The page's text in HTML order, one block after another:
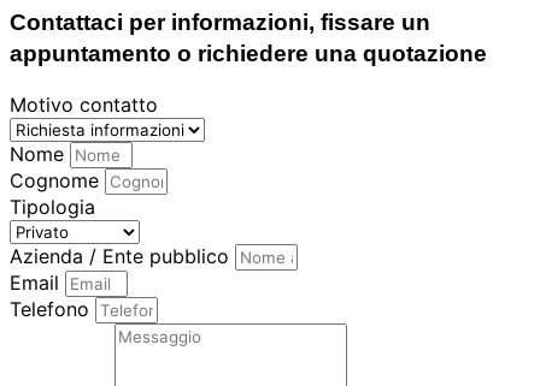
Contattaci per informazioni, fissare un
appuntamento o richiedere una quotazione
Motivo contatto
Nome
Cognome
Tipologia
Azienda / Ente pubblico
Email
Telefono